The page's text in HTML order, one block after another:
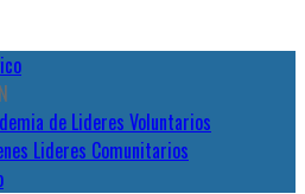
de Lideres Voluntarios
Lideres Comunitarios